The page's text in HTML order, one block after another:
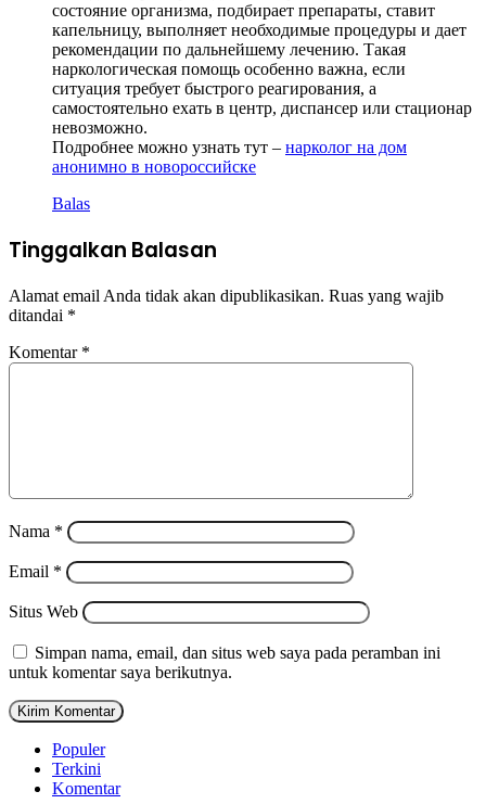
состояние организма, подбирает препараты, ставит
капельницу, выполняет необходимые процедуры и дает
рекомендации по дальнейшему лечению. Такая
наркологическая помощь особенно важна, если
ситуация требует быстрого реагирования, а
самостоятельно ехать в центр, диспансер или стационар
невозможно.
Подробнее можно узнать тут – нарколог на дом
анонимно в новороссийске
Balas
Tinggalkan Balasan
Alamat email Anda tidak akan dipublikasikan. Ruas yang wajib
ditandai *
Komentar *
Nama *
Email *
Situs Web
Simpan nama, email, dan situs web saya pada peramban ini
untuk komentar saya berikutnya.
Populer
Terkini
Komentar